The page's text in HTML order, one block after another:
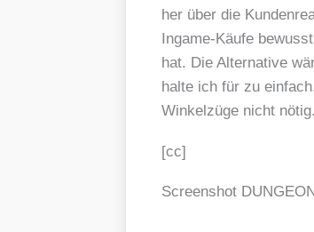
her über die
Ingame-Käu­fe
hat. Die Alter­na­ti­ve
hal­te ich für zu
Win­kel­zü­ge nicht nötig.
[cc]
Screen­shot